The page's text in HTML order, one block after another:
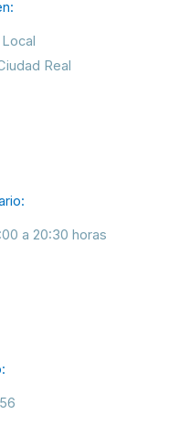
Real
a 20:30 horas